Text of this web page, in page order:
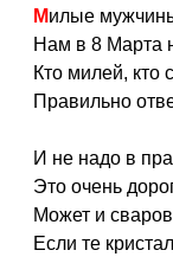
Милые
Нам в 8 Марта
Кто милей, кто
Правильно
И не надо в
Это очень
Может и
Если те